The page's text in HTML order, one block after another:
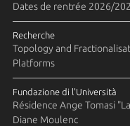
Dates de rentrée 2026/
Recherche
Topology and
Platforms
Fundazione di l'Università
Résidence Ange Tomasi
Diane Moulenc